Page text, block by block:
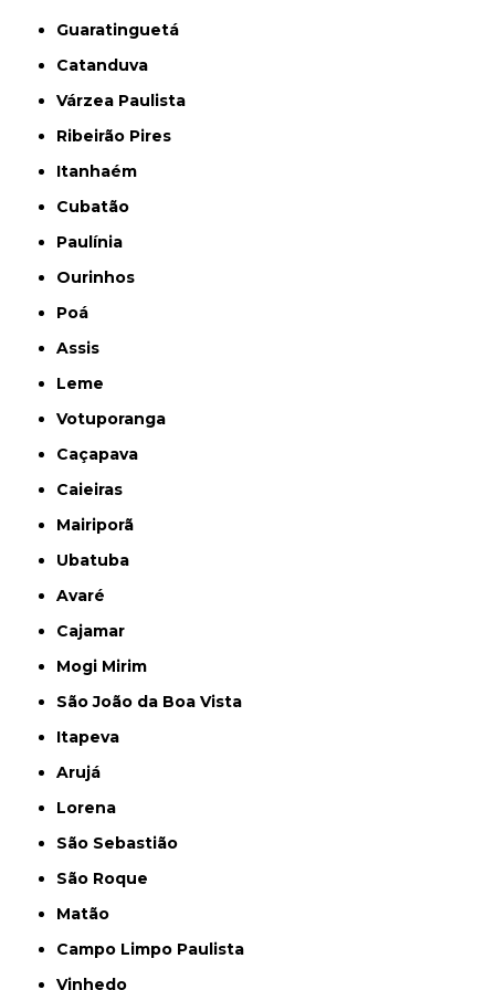
Guaratinguetá
Catanduva
Várzea Paulista
Ribeirão Pires
Itanhaém
Cubatão
Paulínia
Ourinhos
Poá
Assis
Leme
Votuporanga
Caçapava
Caieiras
Mairiporã
Ubatuba
Avaré
Cajamar
Mogi Mirim
São João da Boa Vista
Itapeva
Arujá
Lorena
São Sebastião
São Roque
Matão
Campo Limpo Paulista
Vinhedo